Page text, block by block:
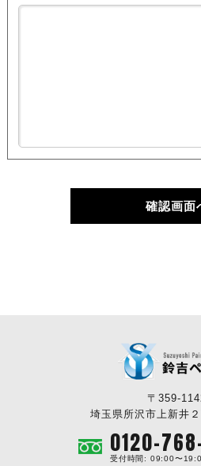
確認画面
〒359-
埼玉県所沢市上新井
0120-
受付時間: 09:00〜